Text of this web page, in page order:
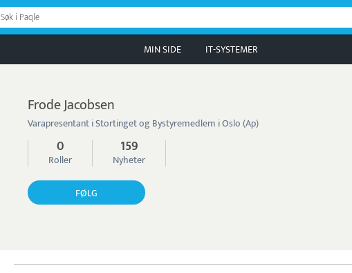
Søk i Paqle
MIN SIDE IT-SYSTEMER
Frode Jacobsen
Varapresentant i Stortinget og Bystyremedlem i Oslo (Ap)
0
Roller
159
Nyheter
FØLG